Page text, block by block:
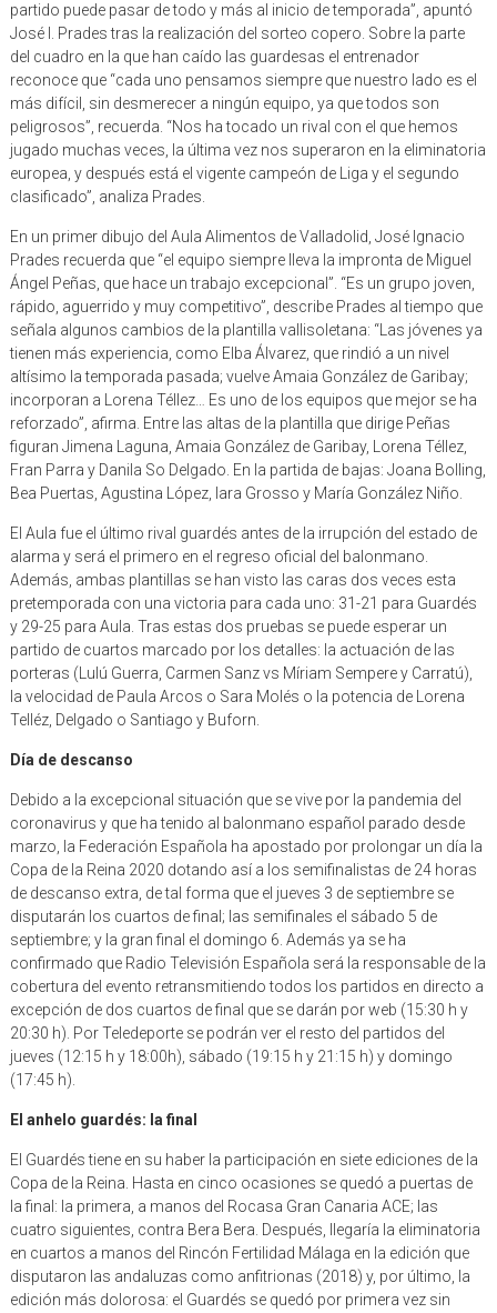
partido puede pasar de todo y más al inicio de temporada”, apuntó
José I. Prades tras la realización del sorteo copero. Sobre la parte
del cuadro en la que han caído las guardesas el entrenador
reconoce que “cada uno pensamos siempre que nuestro lado es el
más difícil, sin desmerecer a ningún equipo, ya que todos son
peligrosos”, recuerda. “Nos ha tocado un rival con el que hemos
jugado muchas veces, la última vez nos superaron en la eliminatoria
europea, y después está el vigente campeón de Liga y el segundo
clasificado”, analiza Prades.
En un primer dibujo del Aula Alimentos de Valladolid, José Ignacio
Prades recuerda que “el equipo siempre lleva la impronta de Miguel
Ángel Peñas, que hace un trabajo excepcional”. “Es un grupo joven,
rápido, aguerrido y muy competitivo”, describe Prades al tiempo que
señala algunos cambios de la plantilla vallisoletana: “Las jóvenes ya
tienen más experiencia, como Elba Álvarez, que rindió a un nivel
altísimo la temporada pasada; vuelve Amaia González de Garibay;
incorporan a Lorena Téllez… Es uno de los equipos que mejor se ha
reforzado”, afirma. Entre las altas de la plantilla que dirige Peñas
figuran Jimena Laguna, Amaia González de Garibay, Lorena Téllez,
Fran Parra y Danila So Delgado. En la partida de bajas: Joana Bolling,
Bea Puertas, Agustina López, Iara Grosso y María González Niño.
El Aula fue el último rival guardés antes de la irrupción del estado de
alarma y será el primero en el regreso oficial del balonmano.
Además, ambas plantillas se han visto las caras dos veces esta
pretemporada con una victoria para cada uno: 31-21 para Guardés
y 29-25 para Aula. Tras estas dos pruebas se puede esperar un
partido de cuartos marcado por los detalles: la actuación de las
porteras (Lulú Guerra, Carmen Sanz vs Míriam Sempere y Carratú),
la velocidad de Paula Arcos o Sara Molés o la potencia de Lorena
Telléz, Delgado o Santiago y Buforn.
Día de descanso
Debido a la excepcional situación que se vive por la pandemia del
coronavirus y que ha tenido al balonmano español parado desde
marzo, la Federación Española ha apostado por prolongar un día la
Copa de la Reina 2020 dotando así a los semifinalistas de 24 horas
de descanso extra, de tal forma que el jueves 3 de septiembre se
disputarán los cuartos de final; las semifinales el sábado 5 de
septiembre; y la gran final el domingo 6. Además ya se ha
confirmado que Radio Televisión Española será la responsable de la
cobertura del evento retransmitiendo todos los partidos en directo a
excepción de dos cuartos de final que se darán por web (15:30 h y
20:30 h). Por Teledeporte se podrán ver el resto del partidos del
jueves (12:15 h y 18:00h), sábado (19:15 h y 21:15 h) y domingo
(17:45 h).
El anhelo guardés: la final
El Guardés tiene en su haber la participación en siete ediciones de la
Copa de la Reina. Hasta en cinco ocasiones se quedó a puertas de
la final: la primera, a manos del Rocasa Gran Canaria ACE; las
cuatro siguientes, contra Bera Bera. Después, llegaría la eliminatoria
en cuartos a manos del Rincón Fertilidad Málaga en la edición que
disputaron las andaluzas como anfitrionas (2018) y, por último, la
edición más dolorosa: el Guardés se quedó por primera vez sin